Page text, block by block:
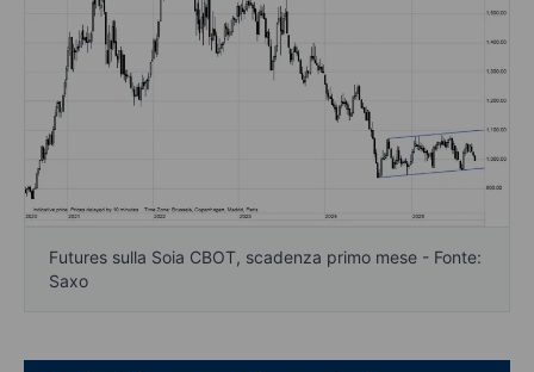
Futures sulla Soia CBOT, scadenza primo mese - Fonte:
Saxo